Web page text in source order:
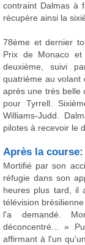
contraint Dalmas à
récupère ainsi la
78ème et dernier
Prix de Monaco
deuxième, suivi
quatrième au volant
après une très belle
pour Tyrrell.
Williams-Judd.
pilotes à recevoir le
Après la
Mortifié par son
réfugie dans son
heures plus tard, il
télévision
l'a demandé.
déconcentré... »
affirmant à l'un